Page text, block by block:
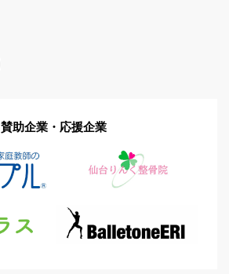
賛助企業・応援企業